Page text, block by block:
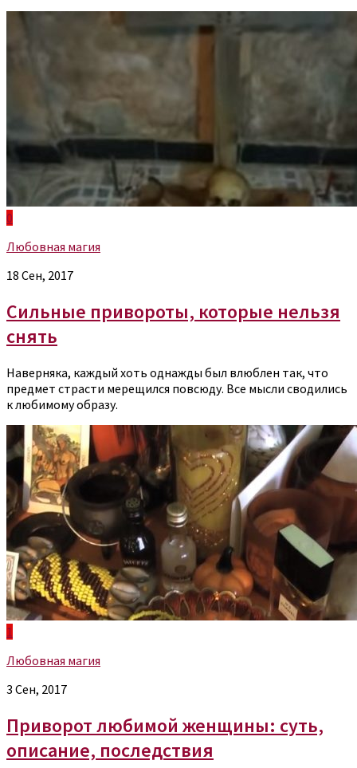
0
Любовная магия
18 Сен, 2017
Сильные привороты, которые нельзя
снять
Наверняка, каждый хоть однажды был влюблен так, что
предмет страсти мерещился повсюду. Все мысли сводились
к любимому образу.
1
Любовная магия
3 Сен, 2017
Приворот любимой женщины: суть,
описание, последствия